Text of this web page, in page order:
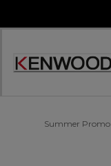
Summer Promo